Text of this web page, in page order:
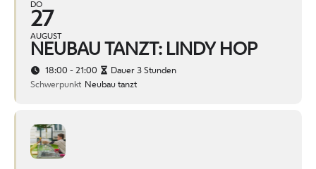
DO
27
AUGUST
NEUBAU TANZT: LINDY HOP
18:00 - 21:00
Dauer 3 Stunden
Schwerpunkt Neubau tanzt